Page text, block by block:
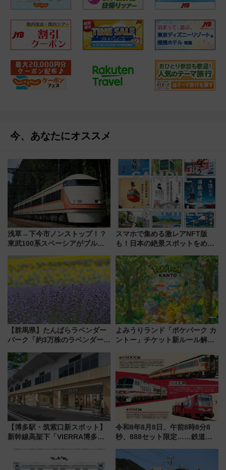
今、あなたにオススメ
浅草→下今市ノンストップ！？
東武100系スペーシアがブルー
ー当時の停車駅」を再現 運転
時刻や特急券の買い方を紹介
スマホで集める激レアNFT版
も！日本の絶景スポットをめぐ
ん)」企画がスタート
【群馬県】たんばらラベンダー
パーク「約3万株のラベンダー」
で都心から約1時間半で夏の絶景
を！
よみうりランド「ポケパーク カ
ントー」チケット新ルール解
本人確認が11月スタート
【博多駅・筑紫口新スポット】
新幹線高架下「VIERRA博多テ
など注目の全6店舗 「博多活憩
通り」も一新
令和8年8月8日、午前8時8分8
秒、888セット限定……鉄道各
たち